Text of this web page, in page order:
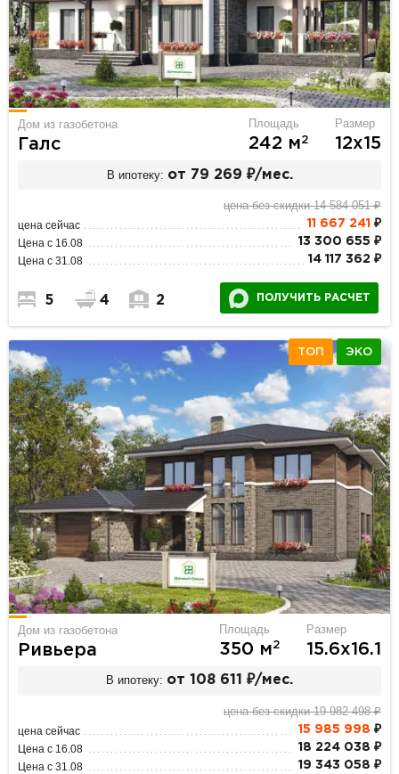
Дом из газобетона
Галс
Площадь
242 м2
Размер
12х15
В ипотеку: от 79 269 ₽/мес.
цена без скидки 14 584 051 ₽
цена сейчас 11 667 241 ₽
Цена с 16.08 13 300 655 ₽
Цена с 31.08 14 117 362 ₽
5 4 2 ПОЛУЧИТЬ РАСЧЕТ
ТОП ЭКО
Дом из газобетона
Ривьера
Площадь
350 м2
Размер
15.6х16.1
В ипотеку: от 108 611 ₽/мес.
цена без скидки 19 982 498 ₽
цена сейчас 15 985 998 ₽
Цена с 16.08 18 224 038 ₽
Цена с 31.08 19 343 058 ₽